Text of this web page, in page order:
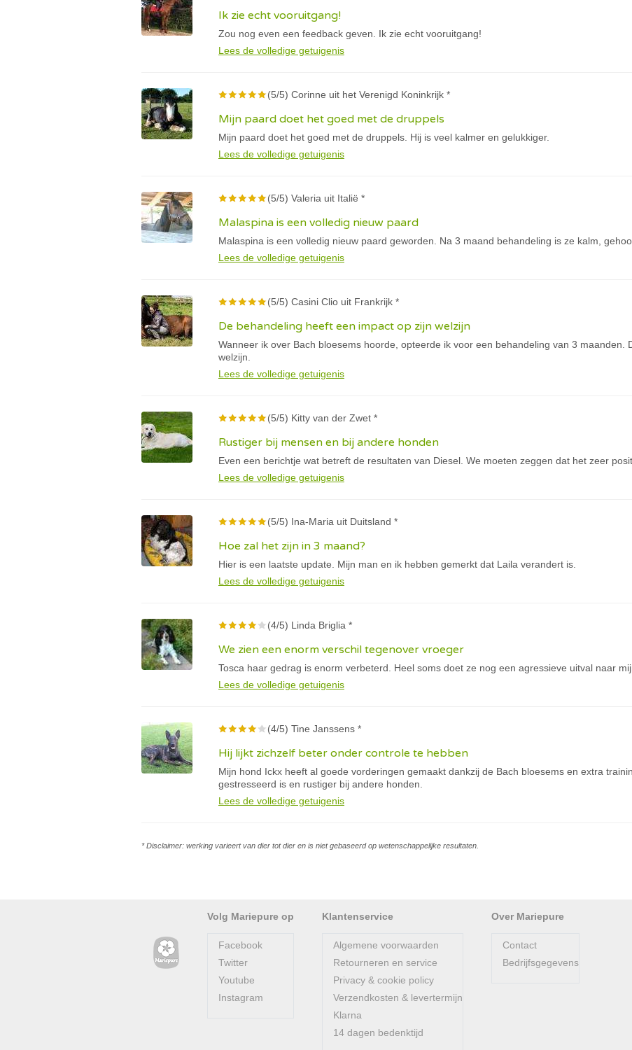
Ik zie echt vooruitgang!
Zou nog even een feedback geven. Ik zie echt vooruitgang!
Lees de volledige getuigenis
(5/5) Corinne uit het Verenigd Koninkrijk *
Mijn paard doet het goed met de druppels
Mijn paard doet het goed met de druppels. Hij is veel kalmer en gelukkiger.
Lees de volledige getuigenis
(5/5) Valeria uit Italië *
Malaspina is een volledig nieuw paard
Malaspina is een volledig nieuw paard geworden. Na 3 maand behandeling is ze kalm,
Lees de volledige getuigenis
(5/5) Casini Clio uit Frankrijk *
De behandeling heeft een impact op zijn welzijn
Wanneer ik over Bach bloesems hoorde, opteerde ik voor een behandeling van 3 maanden.
welzijn.
Lees de volledige getuigenis
(5/5) Kitty van der Zwet *
Rustiger bij mensen en bij andere honden
Even een berichtje wat betreft de resultaten van Diesel. We moeten zeggen dat het zeer
Lees de volledige getuigenis
(5/5) Ina-Maria uit Duitsland *
Hoe zal het zijn in 3 maand?
Hier is een laatste update. Mijn man en ik hebben gemerkt dat Laila verandert is.
Lees de volledige getuigenis
(4/5) Linda Briglia *
We zien een enorm verschil tegenover vroeger
Tosca haar gedrag is enorm verbeterd. Heel soms doet ze nog een agressieve uitval naar
Lees de volledige getuigenis
(4/5) Tine Janssens *
Hij lijkt zichzelf beter onder controle te hebben
Mijn hond Ickx heeft al goede vorderingen gemaakt dankzij de Bach bloesems en extra
gestresseerd is en rustiger bij andere honden.
Lees de volledige getuigenis
* Disclaimer: werking varieert van dier tot dier en is niet gebaseerd op wetenschappelijke resultaten.
Volg Mariepure op
Facebook
Twitter
Youtube
Instagram
Klantenservice
Algemene voorwaarden
Retourneren en service
Privacy & cookie policy
Verzendkosten & levertermijn
Klarna
14 dagen bedenktijd
Over Mariepure
Contact
Bedrijfsgegevens